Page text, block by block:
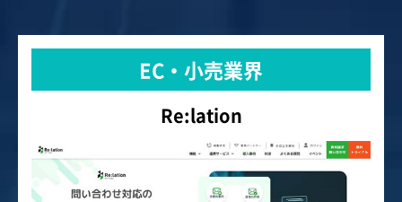
EC・小売業界
Re:lation